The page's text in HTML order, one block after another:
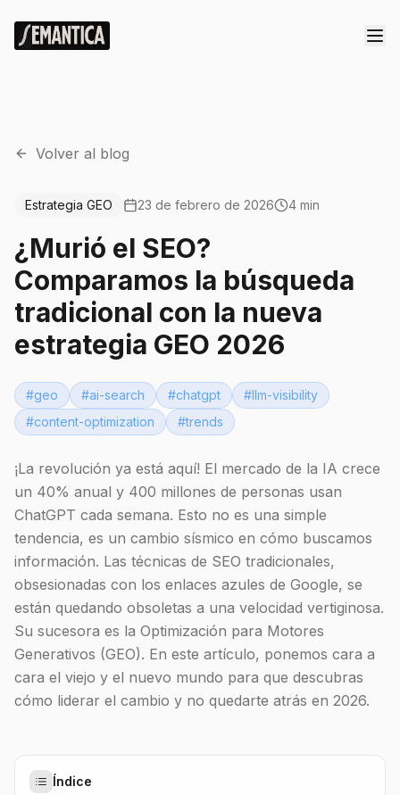
Volver al blog
Estrategia GEO 23 de febrero de 2026 4 min
¿Murió el SEO?
Comparamos la búsqueda
tradicional con la nueva
estrategia GEO 2026
#geo #ai-search #chatgpt #llm-visibility
#content-optimization #trends
¡La revolución ya está aquí! El mercado de la IA crece
un 40% anual y 400 millones de personas usan
ChatGPT cada semana. Esto no es una simple
tendencia, es un cambio sísmico en cómo buscamos
información. Las técnicas de SEO tradicionales,
obsesionadas con los enlaces azules de Google, se
están quedando obsoletas a una velocidad vertiginosa.
Su sucesora es la Optimización para Motores
Generativos (GEO). En este artículo, ponemos cara a
cara el viejo y el nuevo mundo para que descubras
cómo liderar el cambio y no quedarte atrás en 2026.
Índice